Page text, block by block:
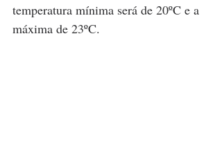
temperatura mínima será de 20ºC e a
máxima de 23ºC.